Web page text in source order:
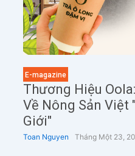
E-magazine
Thương Hiệu
Về Nông Sản Việt
Giới"
Toan Nguyen Tháng Một 23,